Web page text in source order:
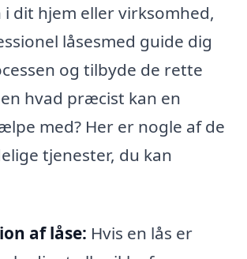
dit hjem eller virksomhed,
låsesmed guide dig
og tilbyde de rette
hvad præcist kan en
med? Her er nogle af de
tjenester, du kan
af låse: Hvis en lås er